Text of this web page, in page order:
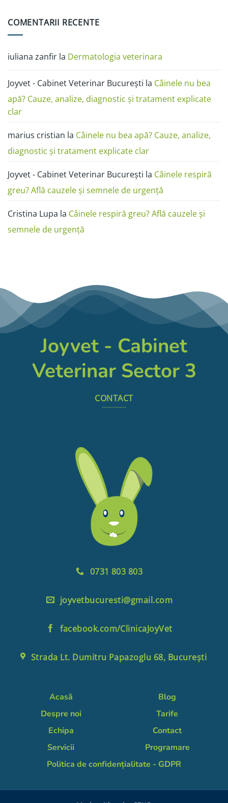
ciuperca
pisică
Râia
cum
o
alergie
sau
COMENTARII RECENTE
iuliana zanfir la Dermatologia veterinara
Joyvet - Cabinet Veterinar București la Câinele nu bea
apă? Cauze, analize, diagnostic și tratament explicate
clar
marius cristian la Câinele nu bea apă? Cauze, analize,
diagnostic și tratament explicate clar
Joyvet - Cabinet Veterinar București la Câinele respiră
greu? Află cauzele și semnele de urgență
Cristina Lupa la Câinele respiră greu? Află cauzele și
semnele de urgență
Joyvet - Cabinet
Veterinar Sector 3
CONTACT
0731 803 803
joyvetbucuresti@gmail.com
facebook.com/ClinicaJoyVet
Strada Lt. Dumitru Papazoglu 68, București
Acasă
Despre noi
Echipa
Servicii
Blog
Tarife
Contact
Programare
Politica de confidențialitate - GDPR